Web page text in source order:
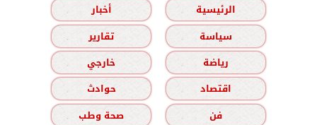
الرئيسية
أخبار
سياسة
تقارير
رياضة
خارجي
اقتصاد
حوادث
فن
صحة وطب